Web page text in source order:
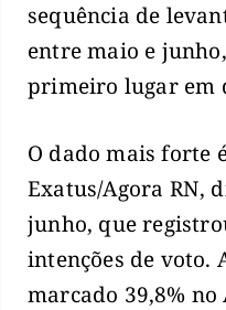
sequência de
entre maio e
primeiro lugar em
O dado mais forte
Exatus/Agora RN,
junho, que
intenções de voto.
marcado 39,8% no